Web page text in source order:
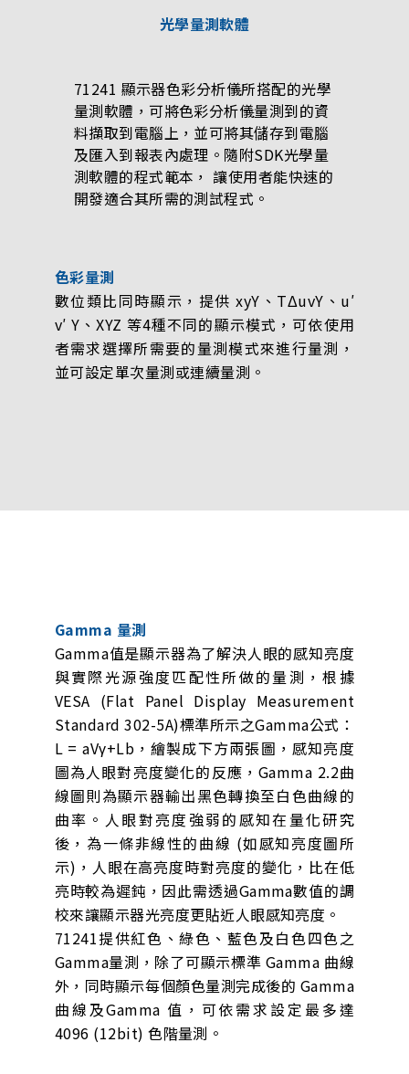
光學量測軟體
71241 顯示器色彩分析儀所搭配的光學
量測軟體，可將色彩分析儀量測到的資
料擷取到電腦上，並可將其儲存到電腦
及匯入到報表內處理。隨附SDK光學量
測軟體的程式範本， 讓使用者能快速的
開發適合其所需的測試程式。
色彩量測
數位類比同時顯示，提供 xyY、TΔuvY、u′
v′ Y、XYZ 等4種不同的顯示模式，可依使用
者需求選擇所需要的量測模式來進行量測，
並可設定單次量測或連續量測。
Gamma 量測
Gamma值是顯示器為了解決人眼的感知亮度
與實際光源強度匹配性所做的量測，根據
VESA (Flat Panel Display Measurement
Standard 302-5A)標準所示之Gamma公式：
L = aVγ+Lb，繪製成下方兩張圖，感知亮度
圖為人眼對亮度變化的反應，Gamma 2.2曲
線圖則為顯示器輸出黑色轉換至白色曲線的
曲率。人眼對亮度強弱的感知在量化研究
後，為一條非線性的曲線 (如感知亮度圖所
示)，人眼在高亮度時對亮度的變化，比在低
亮時較為遲鈍，因此需透過Gamma數值的調
校來讓顯示器光亮度更貼近人眼感知亮度。
71241提供紅色、綠色、藍色及白色四色之
Gamma量測，除了可顯示標準 Gamma 曲線
外，同時顯示每個顏色量測完成後的 Gamma
曲線及Gamma 值，可依需求設定最多達
4096 (12bit) 色階量測。